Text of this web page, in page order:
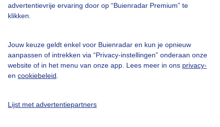
advertentievrije ervaring door op “Buienradar Premium” te
klikken.
Jouw keuze geldt enkel voor Buienradar en kun je opnieuw
aanpassen of intrekken via “Privacy-instellingen” onderaan onze
website of in het menu van onze app. Lees meer in ons privacy-
en cookiebeleid
Lijst met advertentiepartners
Contact
Adverteren
Buienradar Team
Cookie beleid